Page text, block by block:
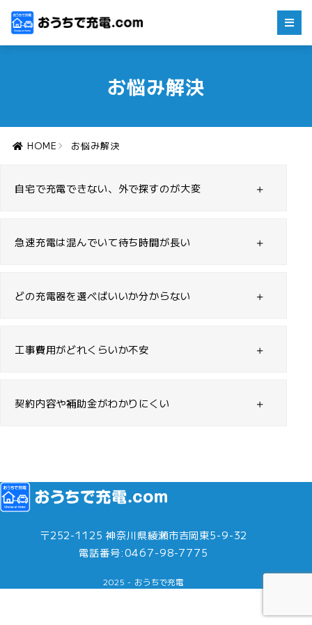
お悩み解決
HOME お悩み解決
自宅で充電できない、外で探すのが大変
急速充電は混んでいて待ち時間が長い
どの充電器を選べばいいか分からない
工事費用がどれくらいか不安
契約内容や補助金がわかりにくい
〒252-1125 神奈川県綾瀬市吉岡東5-9-32
電話番号:0467-98-7775
2025 - おうちで充電